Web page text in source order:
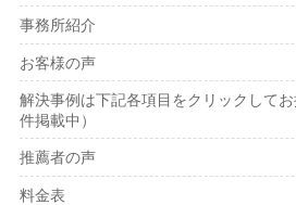
事務所紹介
お客様の声
解決事例は下記各項目をクリックして
件掲載中）
推薦者の声
料金表